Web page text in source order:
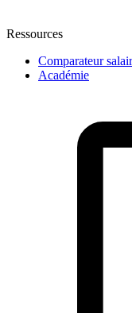
Ressources
Comparateur
Académie